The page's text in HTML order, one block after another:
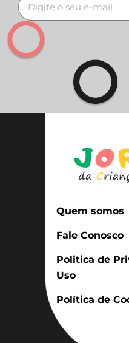
Quem somos
Fale Conosco
Politica de
Uso
Política de